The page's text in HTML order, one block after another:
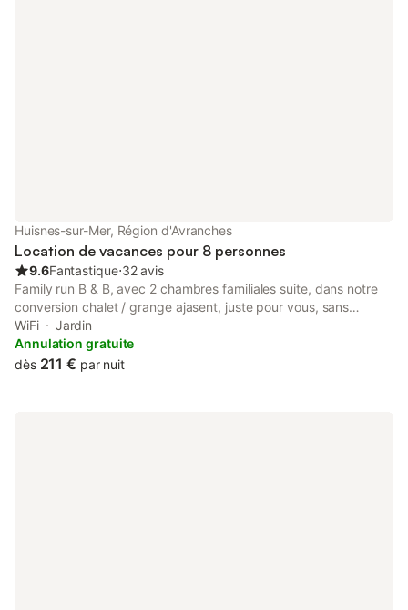
Huisnes-sur-Mer, Région d'Avranches
Location de vacances pour 8 personnes
9.6Fantastique⋅32 avis
Family run B & B, avec 2 chambres familiales suite, dans notre
conversion chalet / grange ajasent, juste pour vous, sans
d'autres clients, situé à 5 k au monde célèbre, Le Mont St
Michel, sur les confins de la Normandie et la Bretagne, 2 des
zones d'exception de la France! vue sur le Mont, de la propriété,
WiFi
Jardin
Annulation gratuite
dès 211 € par nuit